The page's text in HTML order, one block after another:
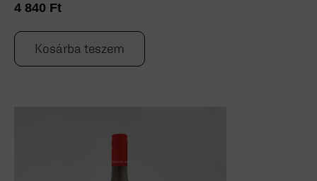
4 840 Ft
Kosárba teszem